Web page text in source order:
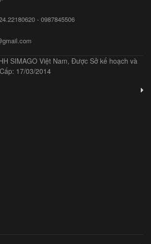
- 0987845506
SIMAGO Việt Nam, Được Sở kế hoạch và
17/03/2014